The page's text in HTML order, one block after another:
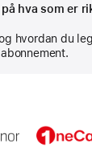
hva som er
hvordan du